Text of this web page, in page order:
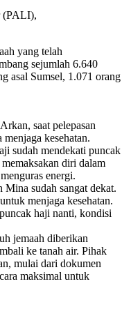
(PALI),
yang telah
sejumlah 6.640
asal Sumsel, 1.071 orang
saat pelepasan
kesehatan.
sudah mendekati puncak
diri dalam
energi.
sudah sangat dekat.
menjaga kesehatan.
haji nanti, kondisi
jemaah diberikan
ke tanah air. Pihak
mulai dari dokumen
maksimal untuk